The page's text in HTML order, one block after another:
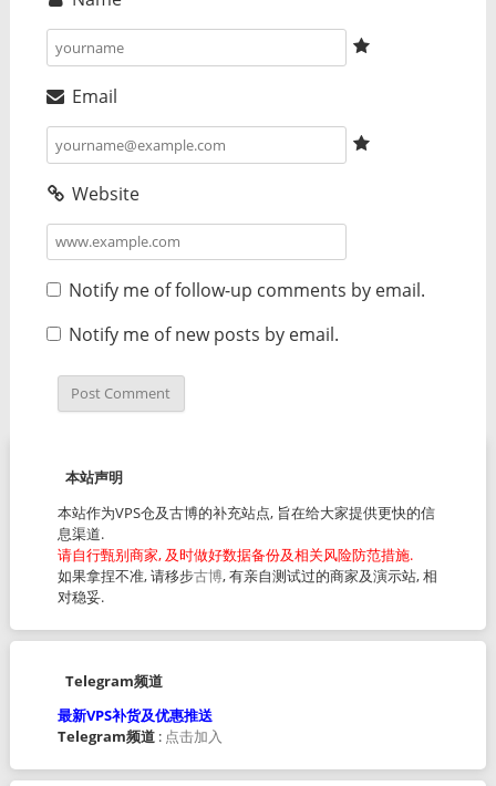
Email
Website
Notify me of follow-up comments by email.
Notify me of new posts by email.
本站声明
本站作为VPS仓及古博的补充站点, 旨在给大家提供更快的信
息渠道.
请自行甄别商家, 及时做好数据备份及相关风险防范措施.
如果拿捏不准, 请移步古博, 有亲自测试过的商家及演示站, 相
对稳妥.
Telegram频道
最新VPS补货及优惠推送
Telegram频道: 点击加入